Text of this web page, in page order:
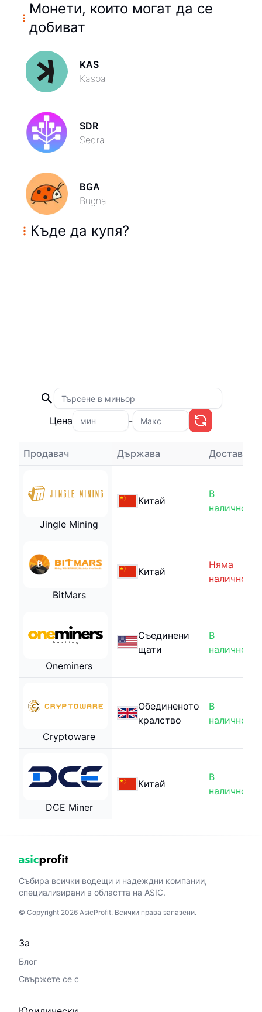
Монети, които могат да се
добиват
KAS
Kaspa
SDR
Sedra
BGA
Bugna
Къде да купя?
Цена -
Продавач Държава Доставка
Jingle Mining
Китай
В
наличност
BitMars
Китай
Няма
наличност
Oneminers
Съединени
щати
В
наличност
Cryptoware
Обединеното
кралство
В
наличност
DCE Miner
Китай
В
наличност
Събира всички водещи и надеждни компании,
специализирани в областта на ASIC.
© Copyright 2026 AsicProfit. Всички права запазени.
За
Блог
Свържете се с